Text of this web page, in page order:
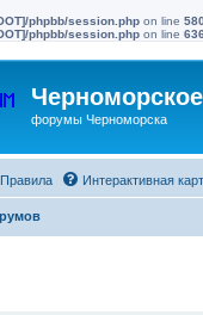
phpbb/session.php on line 580
phpbb/session.php on line 636
Черноморское
форумы Черноморска
Правила Интерактивная